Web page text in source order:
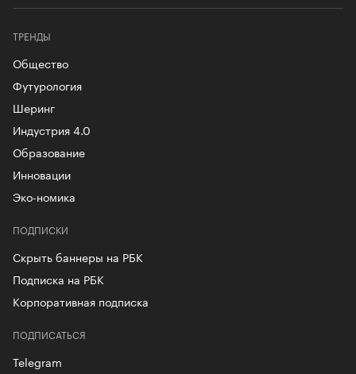
ТРЕНДЫ
Общество
Футурология
Шеринг
Индустрия 4.0
Образование
Инновации
Эко-номика
ПОДПИСКИ
Скрыть баннеры на РБК
Подписка на РБК
Корпоративная подписка
ПОДПИСАТЬСЯ
Telegram